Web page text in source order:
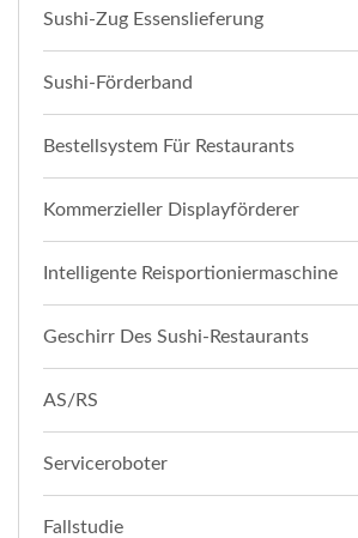
Sushi-Zug Essenslieferung
Sushi-Förderband
Bestellsystem Für Restaurants
Kommerzieller Displayförderer
Intelligente Reisportioniermaschine
Geschirr Des Sushi-Restaurants
AS/RS
Serviceroboter
Fallstudie